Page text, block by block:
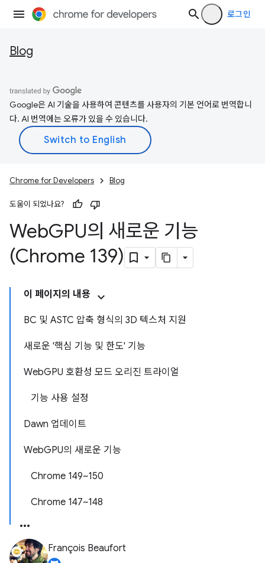
로그인
Blog
Google은 AI 기술을 사용하여 콘텐츠를 사용자의 기본 언어로 번역합니
다. AI 번역에는 오류가 있을 수 있습니다.
Chrome for Developers Blog
도움이 되었나요?
WebGPU의 새로운 기능
(Chrome 139)
이 페이지의 내용
BC 및 ASTC 압축 형식의 3D 텍스처 지원
새로운 '핵심 기능 및 한도' 기능
WebGPU 호환성 모드 오리진 트라이얼
기능 사용 설정
Dawn 업데이트
WebGPU의 새로운 기능
Chrome 149~150
Chrome 147~148
François Beaufort